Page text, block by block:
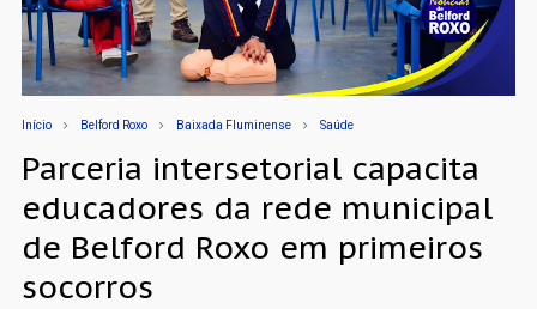
Início Belford Roxo Baixada Fluminense Saúde
Parceria intersetorial capacita
educadores da rede municipal
de Belford Roxo em primeiros
socorros